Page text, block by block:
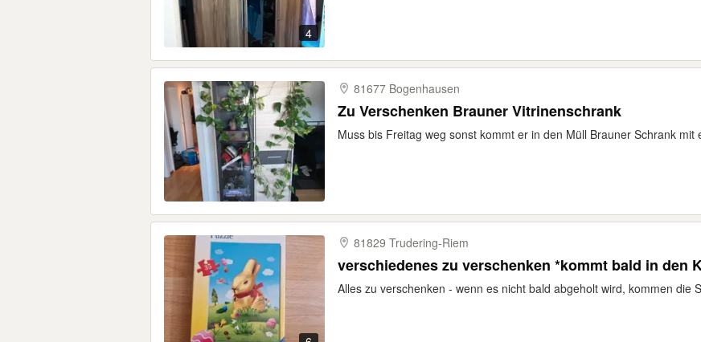
4
81677 Bogenhausen
Zu Verschenken Brauner Vitrinenschrank
Muss bis Freitag weg sonst kommt er in den Müll Brauner Schrank
81829 Trudering-​Riem
verschiedenes zu verschenken *kommt bald in den
Alles zu verschenken - wenn es nicht bald abgeholt wird, kommen die